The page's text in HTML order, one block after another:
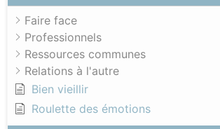
Faire face
Professionnels
Ressources communes
Relations à l'autre
Bien vieillir
Roulette des émotions